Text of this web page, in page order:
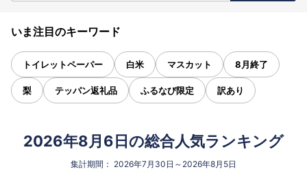
いま注目のキーワード
トイレットペーパー 白米 マスカット 8月終了
梨 テッパン返礼品 ふるなび限定 訳あり
2026年8月6日の総合人気ランキング
集計期間： 2026年7月30日～2026年8月5日